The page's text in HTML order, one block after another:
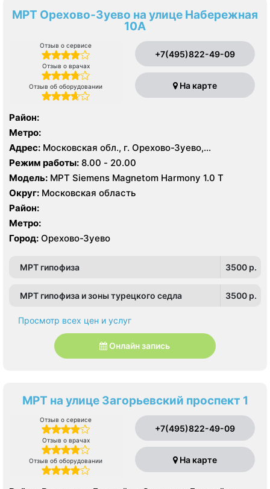
МРТ Орехово-Зуево на улице Набережная
10А
Отзыв о сервисе
Отзыв о врачах
Отзыв об оборудовании
+7(495)822-49-09
На карте
Район:
Метро:
Адрес: Московская обл., г. Орехово-Зуево,
Набережная ул., 10А
Режим работы: 8.00 - 20.00
Модель: МРТ Siemens Magnetom Harmony 1.0 Т
Округ: Московская область
Район:
Метро:
Город: Орехово-Зуево
МРТ гипофиза 3500 p.
МРТ гипофиза и зоны турецкого седла 3500 p.
Просмотр всех цен и услуг
Онлайн запись
МРТ на улице Загорьевский проспект 1
Отзыв о сервисе
Отзыв о врачах
Отзыв об оборудовании
+7(495)822-49-09
На карте